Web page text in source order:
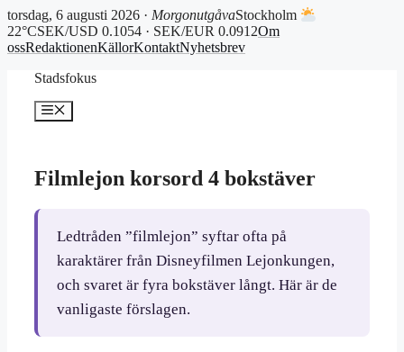
torsdag, 6 augusti 2026 · MorgonutgåvaStockholm
22°CSEK/USD 0.1054 · SEK/EUR 0.0912Om
ossRedaktionenKällorKontaktNyhetsbrev
Stadsfokus
Meny
Filmlejon korsord 4 bokstäver
Ledtråden ”filmlejon” syftar ofta på
karaktärer från Disneyfilmen Lejonkungen,
och svaret är fyra bokstäver långt. Här är de
vanligaste förslagen.